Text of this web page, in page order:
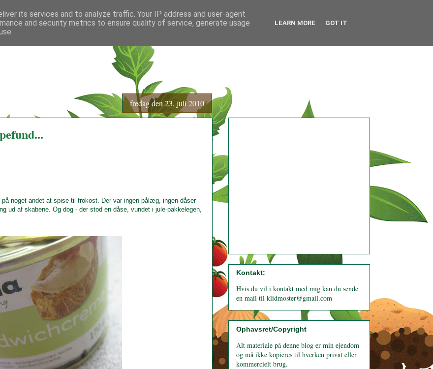
fredag den 23. juli 2010
noget andet at spise til frokost. Der var ingen pålæg, ingen dåser
ud af skabene. Og dog - der stod en dåse, vundet i jule-pakkelegen,
Kontakt:
Hvis du vil i kontakt med mig kan du sende
en mail til klidmoster@gmail.com
Ophavsret/Copyright
Alt materiale på denne blog er min ejendom
og må ikke kopieres til hverken privat eller
kommercielt brug.
its services and to analyze traffic. Your IP address and user-agent
and security metrics to ensure quality of service, generate usage
LEARN MORE GOT IT